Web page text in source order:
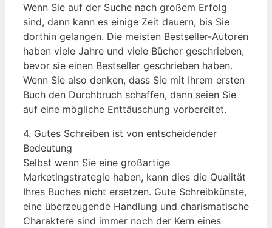
Wenn Sie auf der Suche nach großem Erfolg
sind, dann kann es einige Zeit dauern, bis Sie
dorthin gelangen. Die meisten Bestseller-Autoren
haben viele Jahre und viele Bücher geschrieben,
bevor sie einen Bestseller geschrieben haben.
Wenn Sie also denken, dass Sie mit Ihrem ersten
Buch den Durchbruch schaffen, dann seien Sie
auf eine mögliche Enttäuschung vorbereitet.
4. Gutes Schreiben ist von entscheidender
Bedeutung
Selbst wenn Sie eine großartige
Marketingstrategie haben, kann dies die Qualität
Ihres Buches nicht ersetzen. Gute Schreibkünste,
eine überzeugende Handlung und charismatische
Charaktere sind immer noch der Kern eines